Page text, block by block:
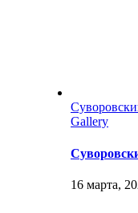
Gallery
16 марта,